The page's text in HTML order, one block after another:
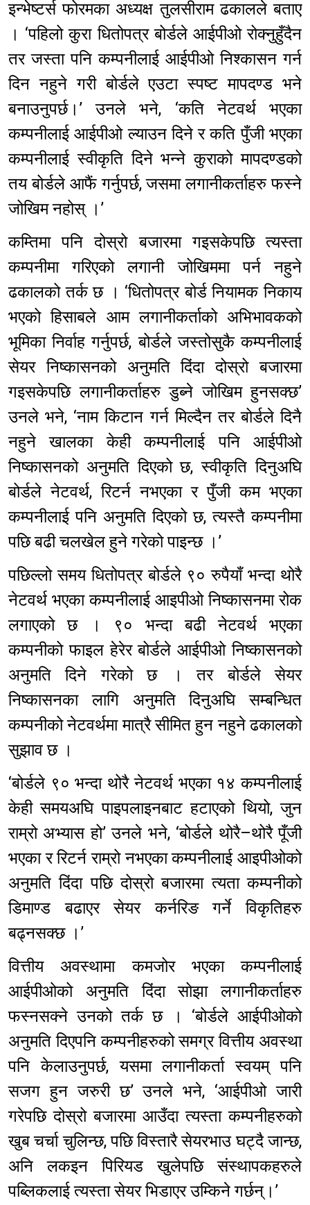
इन्भेष्टर्स फोरमका अध्यक्ष तुलसीराम ढकालले बताए
। ‘पहिलो कुरा धितोपत्र बोर्डले आईपीओ रोक्नुहुँदैन
तर जस्ता पनि कम्पनीलाई आईपीओ निश्कासन गर्न
दिन नहुने गरी बोर्डले एउटा स्पष्ट मापदण्ड भने
बनाउनुपर्छ।’ उनले भने, ‘कति नेटवर्थ भएका
कम्पनीलाई आईपीओ ल्याउन दिने र कति पुँजी भएका
कम्पनीलाई स्वीकृति दिने भन्ने कुराको मापदण्डको
तय बोर्डले आफैं गर्नुपर्छ, जसमा लगानीकर्ताहरु फस्ने
जोखिम नहोस् ।’
कम्तिमा पनि दोस्रो बजारमा गइसकेपछि त्यस्ता
कम्पनीमा गरिएको लगानी जोखिममा पर्न नहुने
ढकालको तर्क छ । ‘धितोपत्र बोर्ड नियामक निकाय
भएको हिसाबले आम लगानीकर्ताको अभिभावकको
भूमिका निर्वाह गर्नुपर्छ, बोर्डले जस्तोसुकै कम्पनीलाई
सेयर निष्कासनको अनुमति दिंदा दोस्रो बजारमा
गइसकेपछि लगानीकर्ताहरु डुब्ने जोखिम हुनसक्छ’
उनले भने, ‘नाम किटान गर्न मिल्दैन तर बोर्डले दिनै
नहुने खालका केही कम्पनीलाई पनि आईपीओ
निष्कासनको अनुमति दिएको छ, स्वीकृति दिनुअघि
बोर्डले नेटवर्थ, रिटर्न नभएका र पुँजी कम भएका
कम्पनीलाई पनि अनुमति दिएको छ, त्यस्तै कम्पनीमा
पछि बढी चलखेल हुने गरेको पाइन्छ ।’
पछिल्लो समय धितोपत्र बोर्डले ९० रुपैयाँ भन्दा थोरै
नेटवर्थ भएका कम्पनीलाई आइपीओ निष्कासनमा रोक
लगाएको छ । ९० भन्दा बढी नेटवर्थ भएका
कम्पनीको फाइल हेरेर बोर्डले आईपीओ निष्कासनको
अनुमति दिने गरेको छ । तर बोर्डले सेयर
निष्कासनका लागि अनुमति दिनुअघि सम्बन्धित
कम्पनीको नेटवर्थमा मात्रै सीमित हुन नहुने ढकालको
सुझाव छ ।
‘बोर्डले ९० भन्दा थोरै नेटवर्थ भएका १४ कम्पनीलाई
केही समयअघि पाइपलाइनबाट हटाएको थियो, जुन
राम्रो अभ्यास हो’ उनले भने, ‘बोर्डले थोरै–थोरै पूँजी
भएका र रिटर्न राम्रो नभएका कम्पनीलाई आइपीओको
अनुमति दिंदा पछि दोस्रो बजारमा त्यता कम्पनीको
डिमाण्ड बढाएर सेयर कर्नरिङ गर्ने विकृतिहरु
बढ्नसक्छ ।’
वित्तीय अवस्थामा कमजोर भएका कम्पनीलाई
आईपीओको अनुमति दिंदा सोझा लगानीकर्ताहरु
फस्नसक्ने उनको तर्क छ । ‘बोर्डले आईपीओको
अनुमति दिएपनि कम्पनीहरुको समग्र वित्तीय अवस्था
पनि केलाउनुपर्छ, यसमा लगानीकर्ता स्वयम् पनि
सजग हुन जरुरी छ’ उनले भने, ‘आईपीओ जारी
गरेपछि दोस्रो बजारमा आउँदा त्यस्ता कम्पनीहरुको
खुब चर्चा चुलिन्छ, पछि विस्तारै सेयरभाउ घट्दै जान्छ,
अनि लकइन पिरियड खुलेपछि संस्थापकहरुले
पब्लिकलाई त्यस्ता सेयर भिडाएर उम्किने गर्छन्।’